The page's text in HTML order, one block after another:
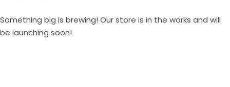
Something big is brewing! Our store is in the works and will
be launching soon!